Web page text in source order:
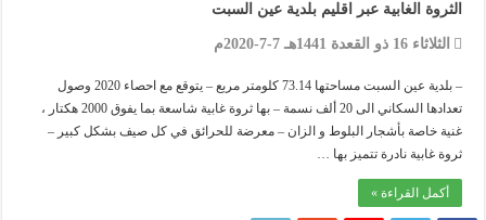
الثروة الغابية عبر اقليم بلدية عين السبت
الثلاثاء 16 ذو القعدة 1441هـ 7-7-2020م
– بلدية عين السبت مساحتها 73.14 كلومتر مربع – يتوقع مع احصاء 2020 وصول
تعدادها السكاني الى 20 ألف نسمة – بها ثروة غابية شاسعة بما يفوق 2000 هكتار ،
غنية خاصة بأشجار البلوط و الزان – معرضة للحرائق في كل صيف بشكل كبير –
ثروة غابية نادرة تتميز بها …
أكمل القراءة »